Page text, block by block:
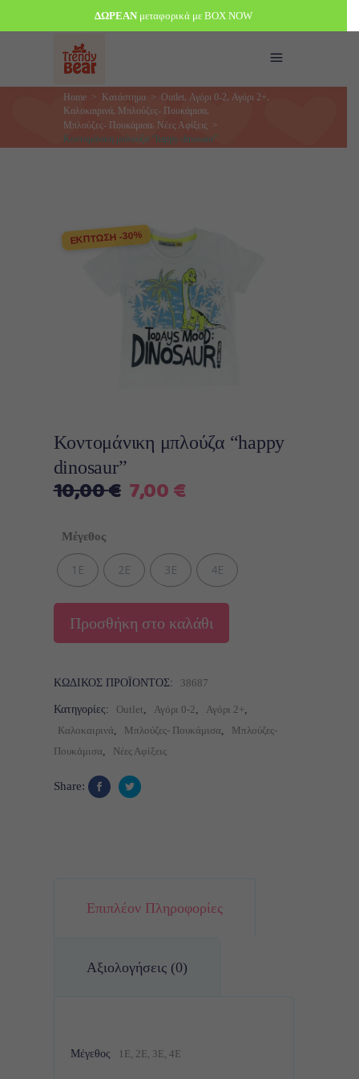
Home> Κατάστημα> Outlet, Αγόρι 0-2, Αγόρι 2+,
Καλοκαιρινά, Μπλούζες- Πουκάμισα,
Μπλούζες- Πουκάμισα, Νέες Αφίξεις >
Κοντομάνικη μπλούζα “happy dinosaur”
ΕΚΠΤΩΣΗ -30%
Κοντομάνικη μπλούζα “happy
dinosaur”
10,00€ Original
10,00 €.
7,00€Η
είναι:
7,00 €.
Μέγεθος
1Ε 2Ε 3Ε 4Ε
Προσθήκη στο καλάθι
ΚΩΔΙΚΌΣ ΠΡΟΪΌΝΤΟΣ: 38687
Κατηγορίες: Outlet, Αγόρι 0-2, Αγόρι 2+,
Καλοκαιρινά, Μπλούζες- Πουκάμισα,
Μπλούζες-
Πουκάμισα, Νέες Αφίξεις
Share:
Επιπλέον Πληροφορίες
Αξιολογήσεις (0)
Μέγεθος 1Ε, 2Ε, 3Ε, 4Ε
ΔΩΡΕΑΝ μεταφορικά με BOX NOW